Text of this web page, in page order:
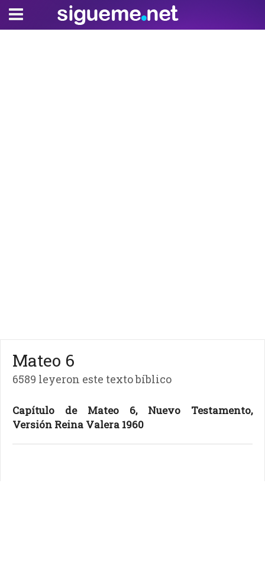
Mateo 6
6589 leyeron este texto bíblico
Capítulo de Mateo 6, Nuevo Testamento,
Versión Reina Valera 1960